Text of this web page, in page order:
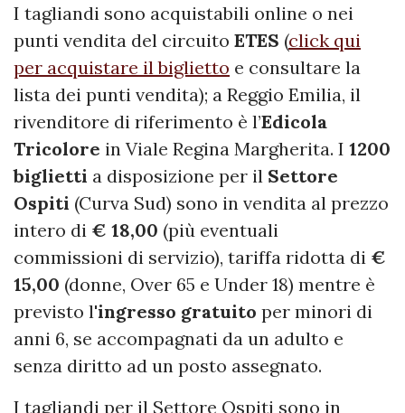
I tagliandi sono acquistabili online o nei
punti vendita del circuito ETES (click qui
per acquistare il biglietto e consultare la
lista dei punti vendita); a Reggio Emilia, il
rivenditore di riferimento è l’Edicola
Tricolore in Viale Regina Margherita. I 1200
biglietti a disposizione per il Settore
Ospiti (Curva Sud) sono in vendita al prezzo
intero di € 18,00 (più eventuali
commissioni di servizio), tariffa ridotta di €
15,00 (donne, Over 65 e Under 18) mentre è
previsto l'ingresso gratuito per minori di
anni 6, se accompagnati da un adulto e
senza diritto ad un posto assegnato.
I tagliandi per il Settore Ospiti sono in